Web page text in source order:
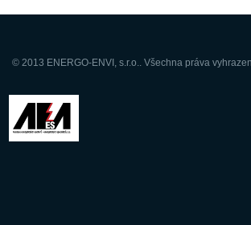
© 2013 ENERGO-ENVI, s.r.o.. Všechna práva